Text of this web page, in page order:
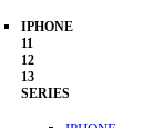
IPHONE
11
12
13
SERIES